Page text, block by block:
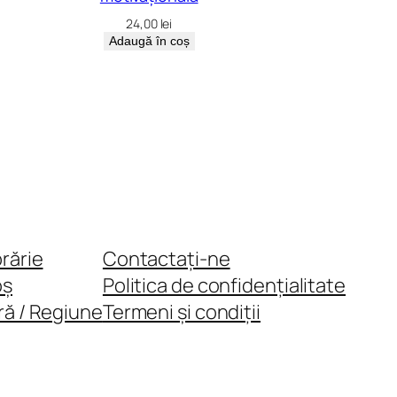
24,00 lei
Adaugă în coș
/ Regiune
Contactați-ne
Politica de confidențialitate
Termeni și condiții